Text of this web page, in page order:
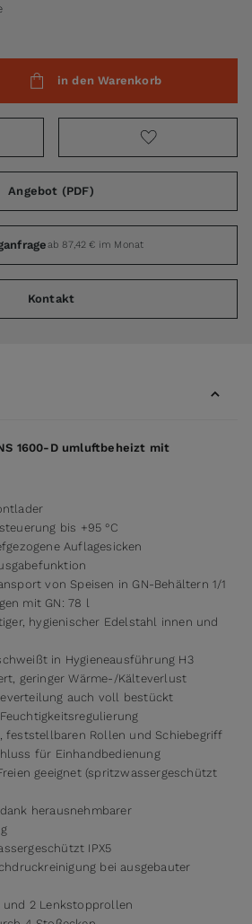
in den Warenkorb
Angebot (PDF)
ab 87,42 € im Monat
Kontakt
1600-D umluftbeheizt mit
bis +95 °C
Auflagesicken
von Speisen in GN-Behältern 1/1
mit GN: 78 l
hygienischer Edelstahl innen und
in Hygieneausführung H3
geringer Wärme-/Kälteverlust
auch voll bestückt
feststellbaren Rollen und Schiebegriff
für Einhandbedienung
geeignet (spritzwassergeschützt
herausnehmbarer
IPX5
bei ausgebauter
2 Lenkstopprollen